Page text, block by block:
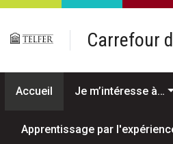
Passer au contenu principal
Carrefour
Accueil Je m’intéresse à…
Apprentissage par